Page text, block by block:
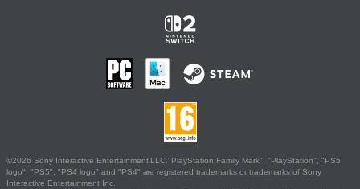
©2026 Sony Interactive Entertainment LLC."PlayStation Family Mark", "PlayStation", "PS5
logo", "PS5", "PS4 logo" and "PS4" are registered trademarks or trademarks of Sony
Interactive Entertainment Inc.